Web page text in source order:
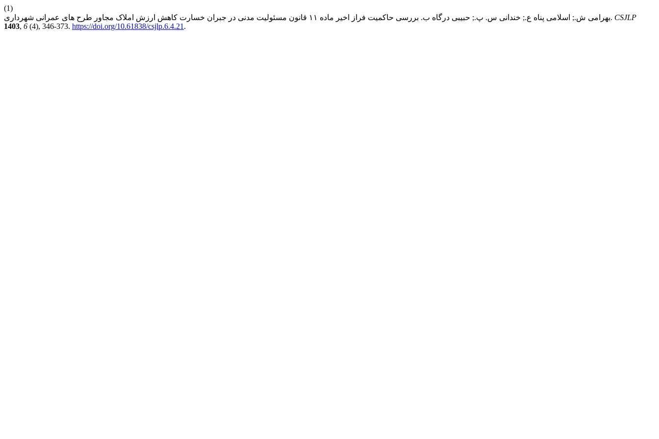
(1)
بهرامی ش.; اسلامی پناه ع.; خندانی س. پ.; حبیبی درگاه ب. بررسی حاکمیت فراز اخیر ماده ۱۱ قانون مسئولیت‌ مدنی در جبران خسارت کاهش ارزش املاک مجاور طرح های عمرانی شهرداری. CSJLP
1403, 6 (4), 346-373. https://doi.org/10.61838/csjlp.6.4.21 .